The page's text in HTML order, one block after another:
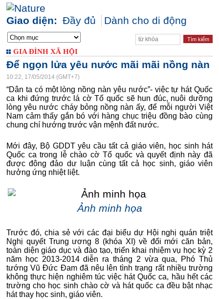
Giao diện: Đầy đủ Dành cho di động
GIA ĐÌNH XÃ HỘI
Để ngọn lửa yêu nước mãi mãi nồng nàn
10:22, 17/05/2014 (GMT+7)
“Dân ta có một lòng nồng nàn yêu nước”- việc tự hát Quốc
ca khi đứng trước lá cờ Tổ quốc sẽ hun đúc, nuôi dưỡng
lòng yêu nước cháy bỏng nồng nàn ấy, để mỗi người Việt
Nam cảm thấy gắn bó với hàng chục triệu đồng bào cùng
chung chí hướng trước vận mệnh đất nước.
Mới đây, Bộ GDDT yêu cầu tất cả giáo viên, học sinh hát
Quốc ca trong lễ chào cờ Tổ quốc và quyết định này đã
được đông đảo dư luận cùng tất cả học sinh, giáo viên
hưởng ứng nhiệt liệt.
Ảnh minh họa
Trước đó, chia sẻ với các đại biểu dự Hội nghị quán triệt
Nghị quyết Trung ương 8 (khóa XI) về đổi mới căn bản,
toàn diện giáo dục và đào tạo, triển khai nhiệm vụ học kỳ 2
năm học 2013-2014 diễn ra tháng 2 vừa qua, Phó Thủ
tướng Vũ Đức Đam đã nêu lên tình trạng rất nhiều trường
không thực hiện nghiêm túc việc hát Quốc ca, hầu hết các
trường cho học sinh chào cờ và hát quốc ca đều bật nhạc
hát thay học sinh, giáo viên.